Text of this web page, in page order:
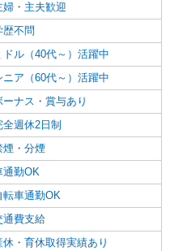
婦・主夫歓迎
歴不問
ドル（40代～）活躍中
ニア（60代～）活躍中
ーナス・賞与あり
全週休2日制
煙・分煙
通勤OK
転車通勤OK
通費支給
休・育休取得実績あり